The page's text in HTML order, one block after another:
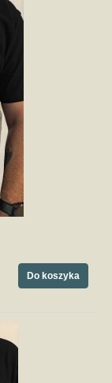
Do koszyka